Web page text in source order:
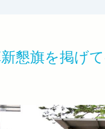
懇旗を掲げ